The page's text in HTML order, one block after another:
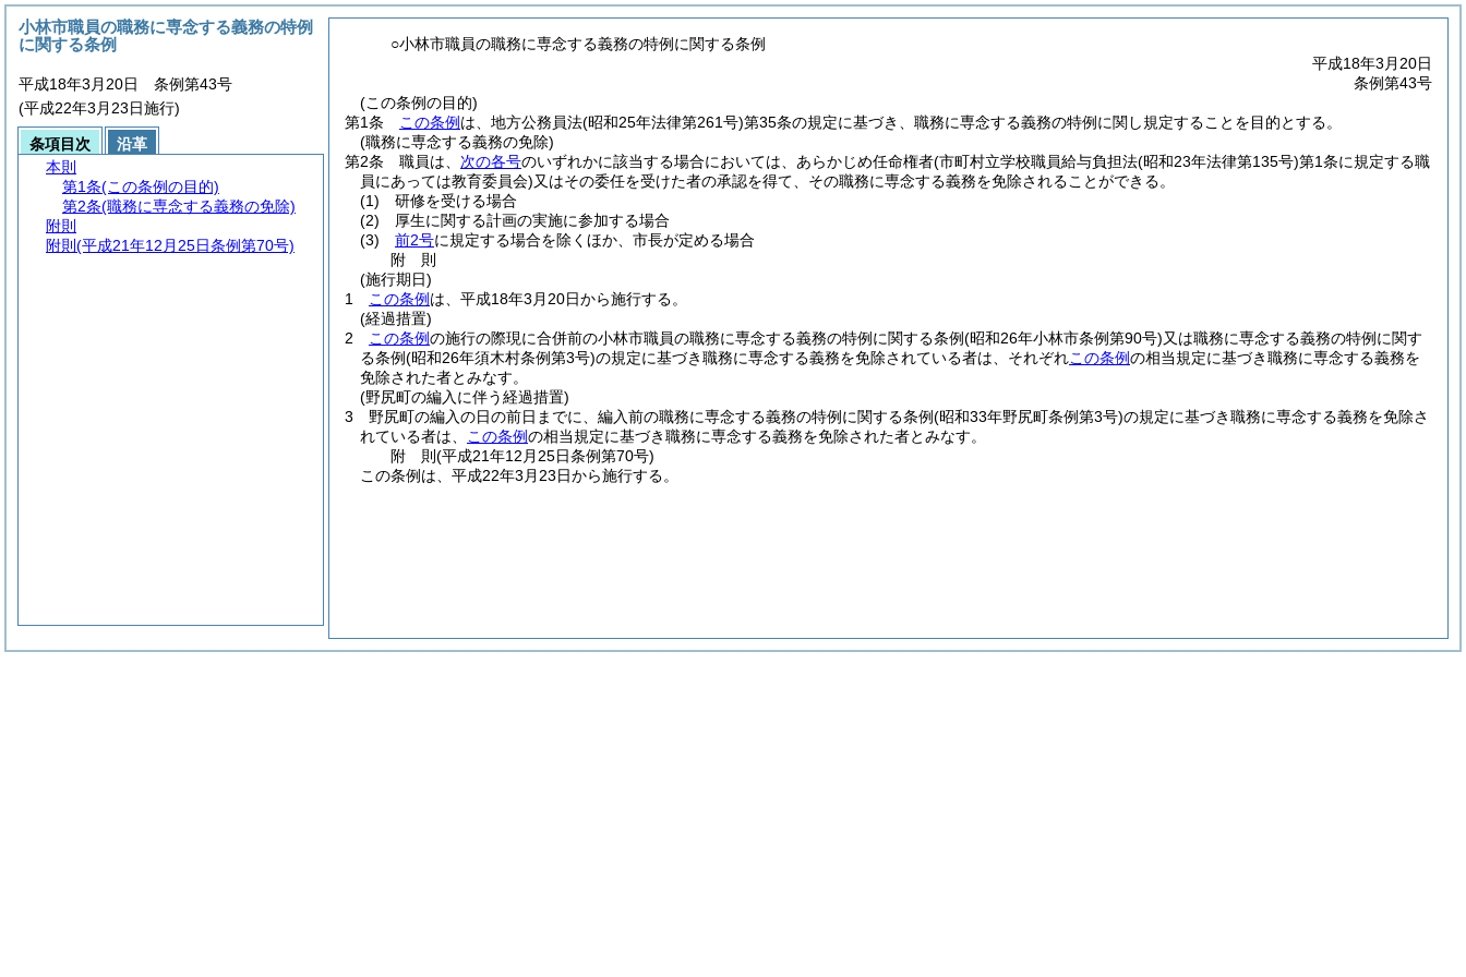
○小林市職員の職務に専念する義務の特例に関する条例
平成18年3月20日
条例第43号
(この条例の目的)
第1条
この条例 は、地方公務員法(昭和25年法律第261号)第35条の規定に基づき、職務に専念する義務の特例に関し規定することを目的とする。
(職務に専念する義務の免除)
第2条
職員は、 次の各号のいずれかに該当する場合においては、あらかじめ任命権者(市町村立学校職員給与負担法(昭和23年法律第135号)第1条に規定する職
員にあっては教育委員会)又はその委任を受けた者の承認を得て、その職務に専念する義務を免除されることができる。
(1)
研修を受ける場合
(2)
厚生に関する計画の実施に参加する場合
(3)
前2号に規定する場合を除くほか、市長が定める場合
附 則
(施行期日)
1
この条例 は、平成18年3月20日から施行する。
(経過措置)
2
この条例の施行の際現に合併前の小林市職員の職務に専念する義務の特例に関する条例(昭和26年小林市条例第90号)又は職務に専念する義務の特例に関す
る条例(昭和26年須木村条例第3号)の規定に基づき職務に専念する義務を免除されている者は、それぞれこの条例の相当規定に基づき職務に専念する義務を
免除された者とみなす。
(野尻町の編入に伴う経過措置)
3
野尻町の編入の日の前日までに、編入前の職務に専念する義務の特例に関する条例(昭和33年野尻町条例第3号)の規定に基づき職務に専念する義務を免除さ
れている者は、
この条例の相当規定に基づき職務に専念する義務を免除された者とみなす。
附 則(平成21年12月25日条例第70号)
この条例は、平成22年3月23日から施行する。
小林市職員の職務に専念する義務の特例
に関する条例
平成18年3月20日 条例第43号
(平成22年3月23日施行)
条項目次
沿革
本則
第1条(この条例の目的)
第2条(職務に専念する義務の免除)
附則
附則 (平成21年12月25日条例第70号)